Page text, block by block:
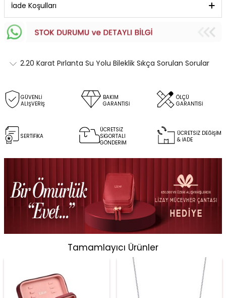
İade Koşulları
2.20 Karat Pırlanta Su Yolu Bileklik Sıkça Sorulan Sorular
GÜVENLİ
ALIŞVERİŞ
BAKIM
GARANTİSİ
ÖLÇÜ
GARANTİSİ
SERTİFİKA
ÜCRETSİZ
SİGORTALI
GÖNDERİM
ÜCRETSİZ DEĞİŞİM
& İADE
Tamamlayıcı Ürünler